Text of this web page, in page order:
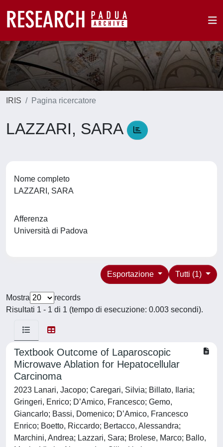
IRIS Pagina ricercatore
LAZZARI, SARA
Nome completo
LAZZARI, SARA
Afferenza
Università di Padova
Tutti (1)
Esportazione
Mostra
records
Risultati 1 - 1 di 1 (tempo di esecuzione: 0.003 secondi).
Textbook Outcome of Laparoscopic
Microwave Ablation for Hepatocellular
Carcinoma
2023 Lanari, Jacopo; Caregari, Silvia; Billato, Ilaria;
Gringeri, Enrico; D’Amico, Francesco; Gemo,
Giancarlo; Bassi, Domenico; D’Amico, Francesco
Enrico; Boetto, Riccardo; Bertacco, Alessandra;
Marchini, Andrea; Lazzari, Sara; Brolese, Marco; Ballo,